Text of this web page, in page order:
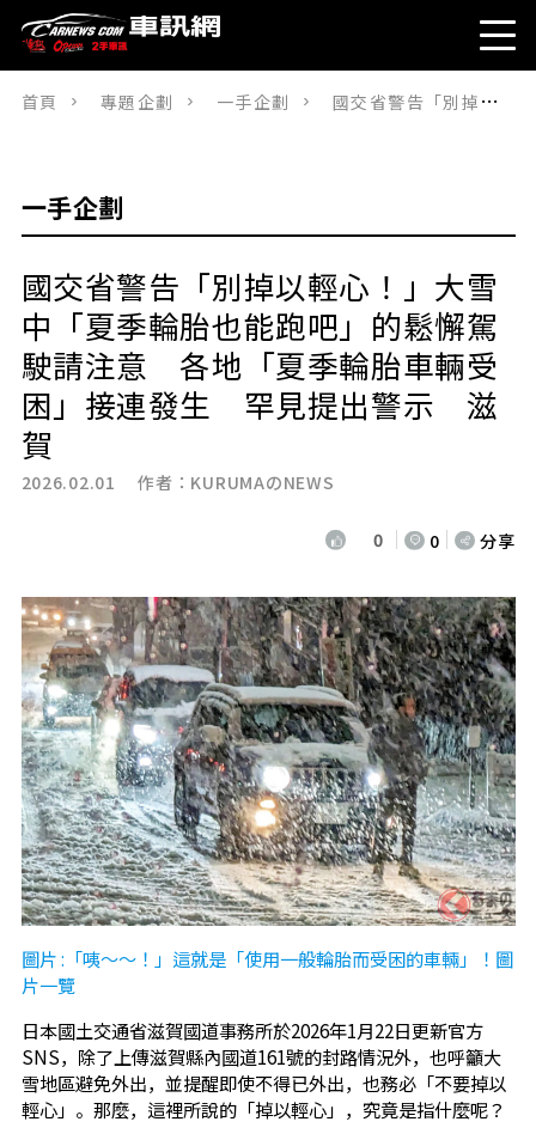
首頁 專題企劃 一手企劃 國交省警告「別掉以輕心！」大雪中「夏季輪胎也能跑吧」的鬆懈駕駛請注意 各地「夏季輪胎車輛受困」接連發生 罕見提出警示 滋賀
一手企劃
國交省警告「別掉以輕心！」大雪
中「夏季輪胎也能跑吧」的鬆懈駕
駛請注意 各地「夏季輪胎車輛受
困」接連發生 罕見提出警示 滋
賀
2026.02.01 作者： KURUMAのNEWS
0 0 分享
圖片 :「咦～～！」這就是「使用一般輪胎而受困的車輛」！圖
片一覽
日本國土交通省滋賀國道事務所於2026年1月22日更新官方
SNS，除了上傳滋賀縣內國道161號的封路情況外，也呼籲大
雪地區避免外出，並提醒即使不得已外出，也務必「不要掉以
輕心」。那麼，這裡所說的「掉以輕心」，究竟是指什麼呢？